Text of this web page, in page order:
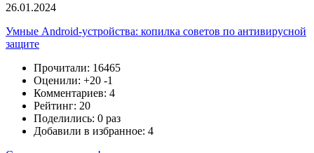
26.01.2024
Умные Android-устройства: копилка советов по антивирусной
защите
Прочитали: 16465
Оценили: +20 -1
Комментариев: 4
Рейтинг: 20
Поделились: 0 раз
Добавили в избранное: 4